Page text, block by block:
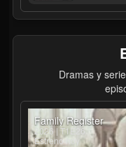
Dramas y
Family Register
2026 | T1E26
Estreno hoy